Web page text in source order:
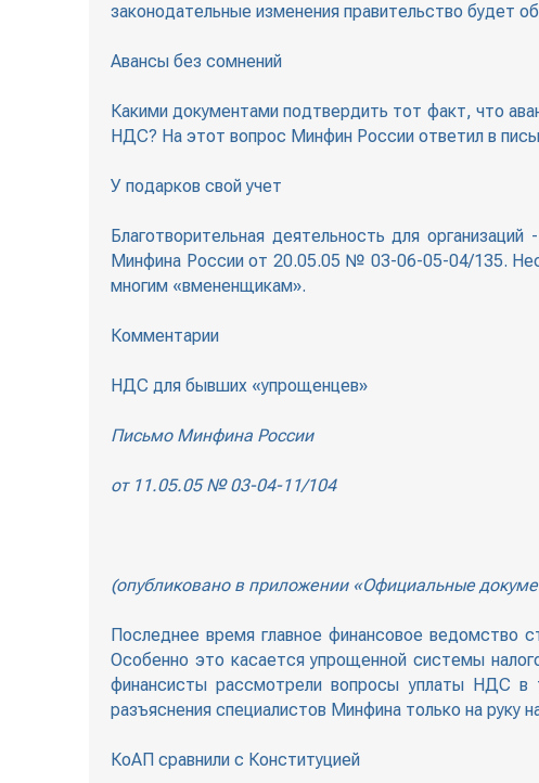
законодательные изменения правительство будет
Авансы без сомнений
Какими документами подтвердить тот факт, что
НДС? На этот вопрос Минфин России ответил в
У подарков свой учет
Благотворительная деятельность для
Минфина России от 20.05.05 № 03-06-05-04/135.
многим «вмененщикам».
Комментарии
НДС для бывших «упрощенцев»
Письмо Минфина России
от 11.05.05 № 03-04-11/104
(опубликовано в приложении «Официальные
Последнее время главное финансовое ведомство
Особенно это касается упрощенной системы
финансисты рассмотрели вопросы уплаты НДС в
разъяснения специалистов Минфина только на руку
КоАП сравнили с Конституцией